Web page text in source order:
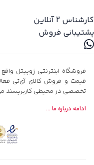
کارشناس 2
آنلاین
پشتیبانی فروش
فروشگاه اینترنتی ژوپیتل
قیمت و فروش کالای آی‌تی
تخصصی در محیطی کاربرپسند
ادامه درباره ما ...